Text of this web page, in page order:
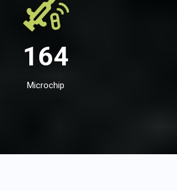
164
Microchip